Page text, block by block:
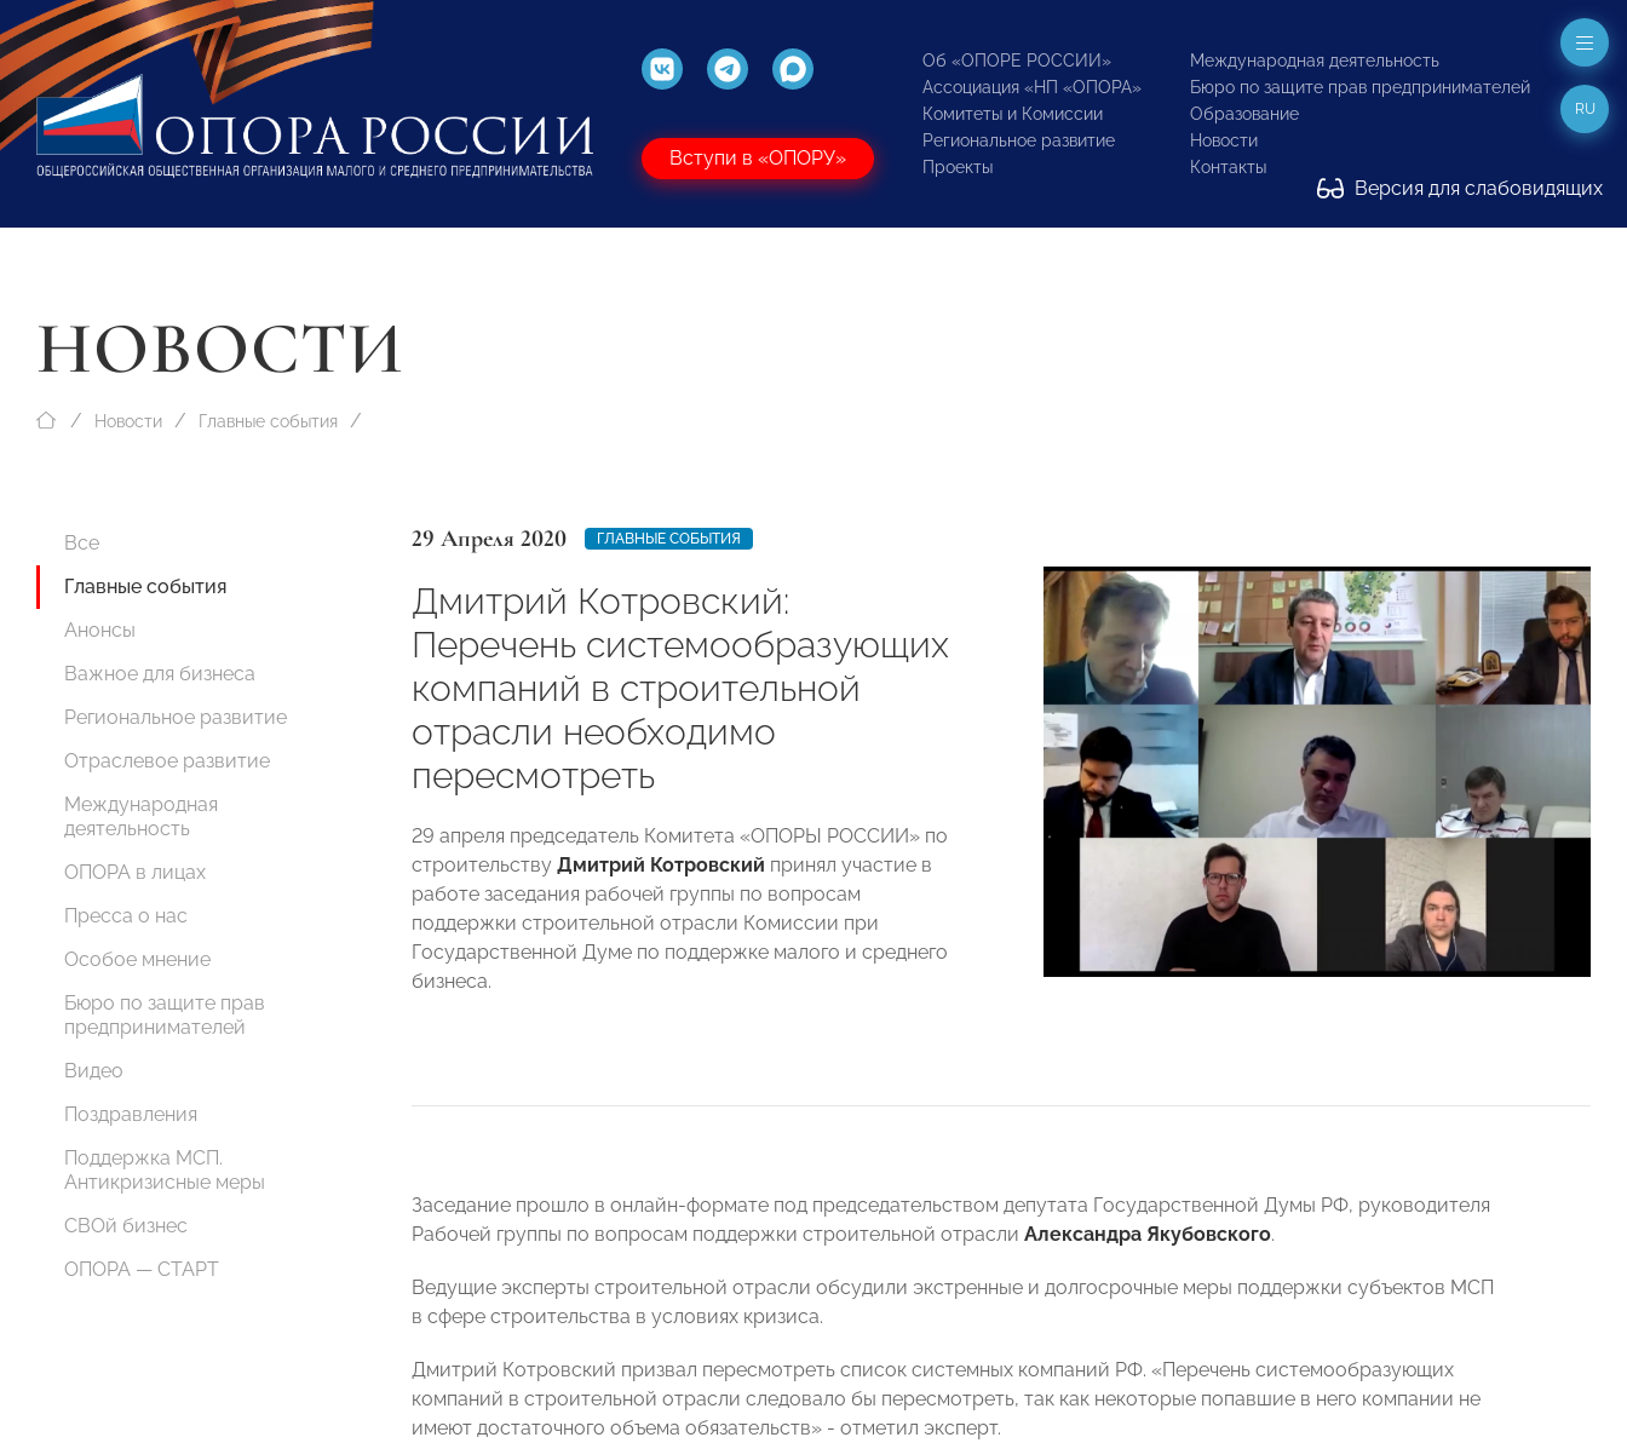
Вступи в «ОПОРУ»
Об «ОПОРЕ РОССИИ»
Ассоциация «НП «ОПОРА»
Комитеты и Комиссии
Региональное развитие
Проекты
Международная деятельность
Бюро по защите прав предпринимателей
Образование
Новости
Контакты
Версия для слабовидящих
RU
НОВОСТИ
Новости Главные события
Все
Главные события
Анонсы
Важное для бизнеса
Региональное развитие
Отраслевое развитие
Международная
деятельность
ОПОРА в лицах
Пресса о нас
Особое мнение
Бюро по защите прав
предпринимателей
Видео
Поздравления
Поддержка МСП.
Антикризисные меры
СВОй бизнес
ОПОРА — СТАРТ
29 Апреля 2020 ГЛАВНЫЕ СОБЫТИЯ
Дмитрий Котровский:
Перечень системообразующих
компаний в строительной
отрасли необходимо
пересмотреть
29 апреля председатель Комитета «ОПОРЫ РОССИИ» по
строительству Дмитрий Котровский принял участие в
работе заседания рабочей группы по вопросам
поддержки строительной отрасли Комиссии при
Государственной Думе по поддержке малого и среднего
бизнеса.
Заседание прошло в онлайн-формате под председательством депутата Государственной Думы РФ, руководителя
Рабочей группы по вопросам поддержки строительной отрасли Александра Якубовского.
Ведущие эксперты строительной отрасли обсудили экстренные и долгосрочные меры поддержки субъектов МСП
в сфере строительства в условиях кризиса.
Дмитрий Котровский призвал пересмотреть список системных компаний РФ. «Перечень системообразующих
компаний в строительной отрасли следовало бы пересмотреть, так как некоторые попавшие в него компании не
имеют достаточного объема обязательств» - отметил эксперт.